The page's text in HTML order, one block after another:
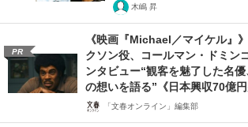
木嶋 昇
PR
《映画『Michael／マイケル』
クソン役、コールマン・ドミン
ンタビュー“観客を魅了した名
の想いを語る”《日本興収70億円
「文春オンライン」編集部